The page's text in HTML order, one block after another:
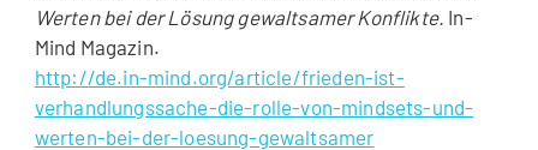
Werten bei der Lösung gewaltsamer Konflikte. In-
Mind Magazin.
http://de.in-mind.org/article/frieden-ist-
verhandlungssache-die-rolle-von-mindsets-und-
werten-bei-der-loesung-gewaltsamer